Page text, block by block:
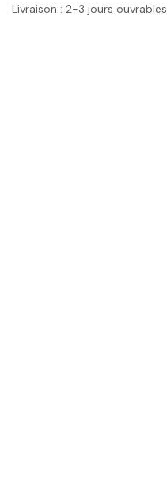
Livraison : 2-3 jours ouvrables